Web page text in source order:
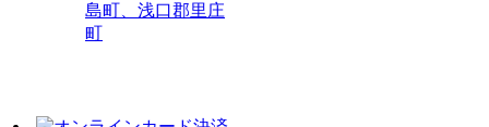
島町、浅口郡里庄
町